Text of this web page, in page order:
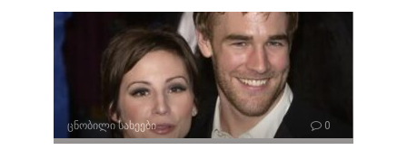
ცნობილი სახეები 0